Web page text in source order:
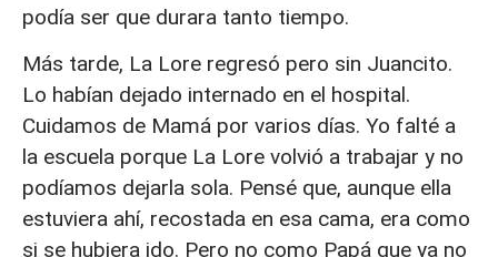
podía ser que durara tanto tiempo.
Más tarde, La Lore regresó pero sin Juancito.
Lo habían dejado internado en el hospital.
Cuidamos de Mamá por varios días. Yo falté a
la escuela porque La Lore volvió a trabajar y no
podíamos dejarla sola. Pensé que, aunque ella
estuviera ahí, recostada en esa cama, era como
si se hubiera ido. Pero no como Papá que ya no